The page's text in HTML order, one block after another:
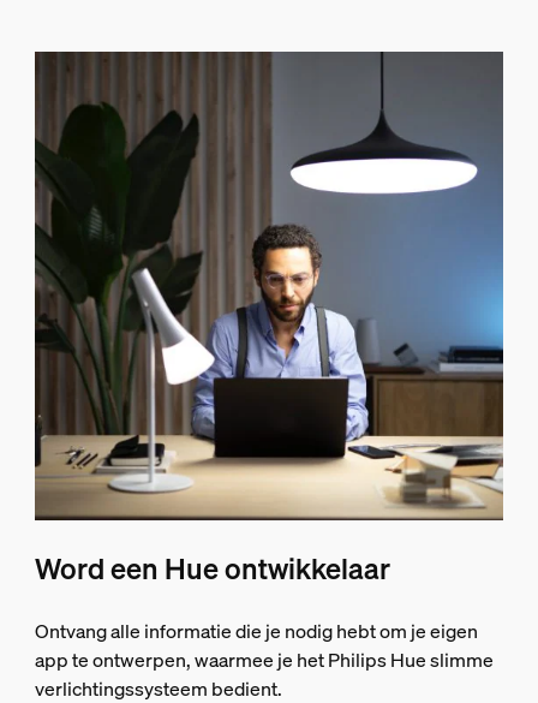
Word een Hue ontwikkelaar
Ontvang alle informatie die je nodig hebt om je eigen
app te ontwerpen, waarmee je het Philips Hue slimme
verlichtingssysteem bedient.